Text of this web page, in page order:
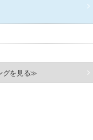
グを見る≫